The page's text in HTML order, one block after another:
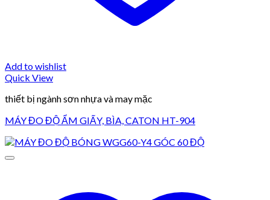
Add to wishlist
Quick View
thiết bị ngành sơn nhựa và may mặc
MÁY ĐO ĐỘ ẨM GIẤY, BÌA, CATON HT-904